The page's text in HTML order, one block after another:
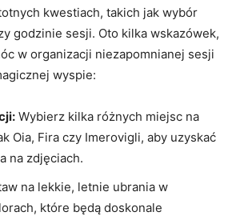
kwestiach, takich jak wybór⁣
godzinie ⁣sesji. Oto kilka wskazówek,
w organizacji niezapomnianej sesji⁣
wyspie:
Wybierz ⁣kilka różnych miejsc na
Oia, ⁢Fira czy Imerovigli, ⁣aby uzyskać⁤
⁢na zdjęciach.
na lekkie, letnie ⁤ubrania w
‌które będą doskonale